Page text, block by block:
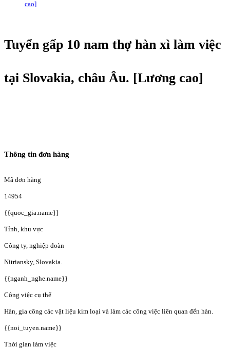
cao]
Tuyển gấp 10 nam thợ hàn xì làm việc
tại Slovakia, châu Âu. [Lương cao]
Thông tin đơn hàng
Mã đơn hàng
14954
{{quoc_gia.name}}
Tỉnh, khu vực
Công ty, nghiệp đoàn
Nitriansky, Slovakia.
{{nganh_nghe.name}}
Công việc cụ thể
Hàn, gia công các vật liệu kim loại và làm các công việc liên quan đến hàn.
{{noi_tuyen.name}}
Thời gian làm việc